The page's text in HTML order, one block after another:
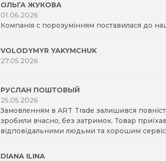
ОЛЬГА ЖУКОВА
01.06.2026
Компанія с порозумінням поставилася до
VOLODYMYR YAKYMCHUK
27.05.2026
РУСЛАН ПОШТОВЫЙ
25.05.2026
Замовленням в ART Trade залишився
зробили вчасно, без затримок. Товар
відповідальними людьми та хорошим
DIANA ILINA